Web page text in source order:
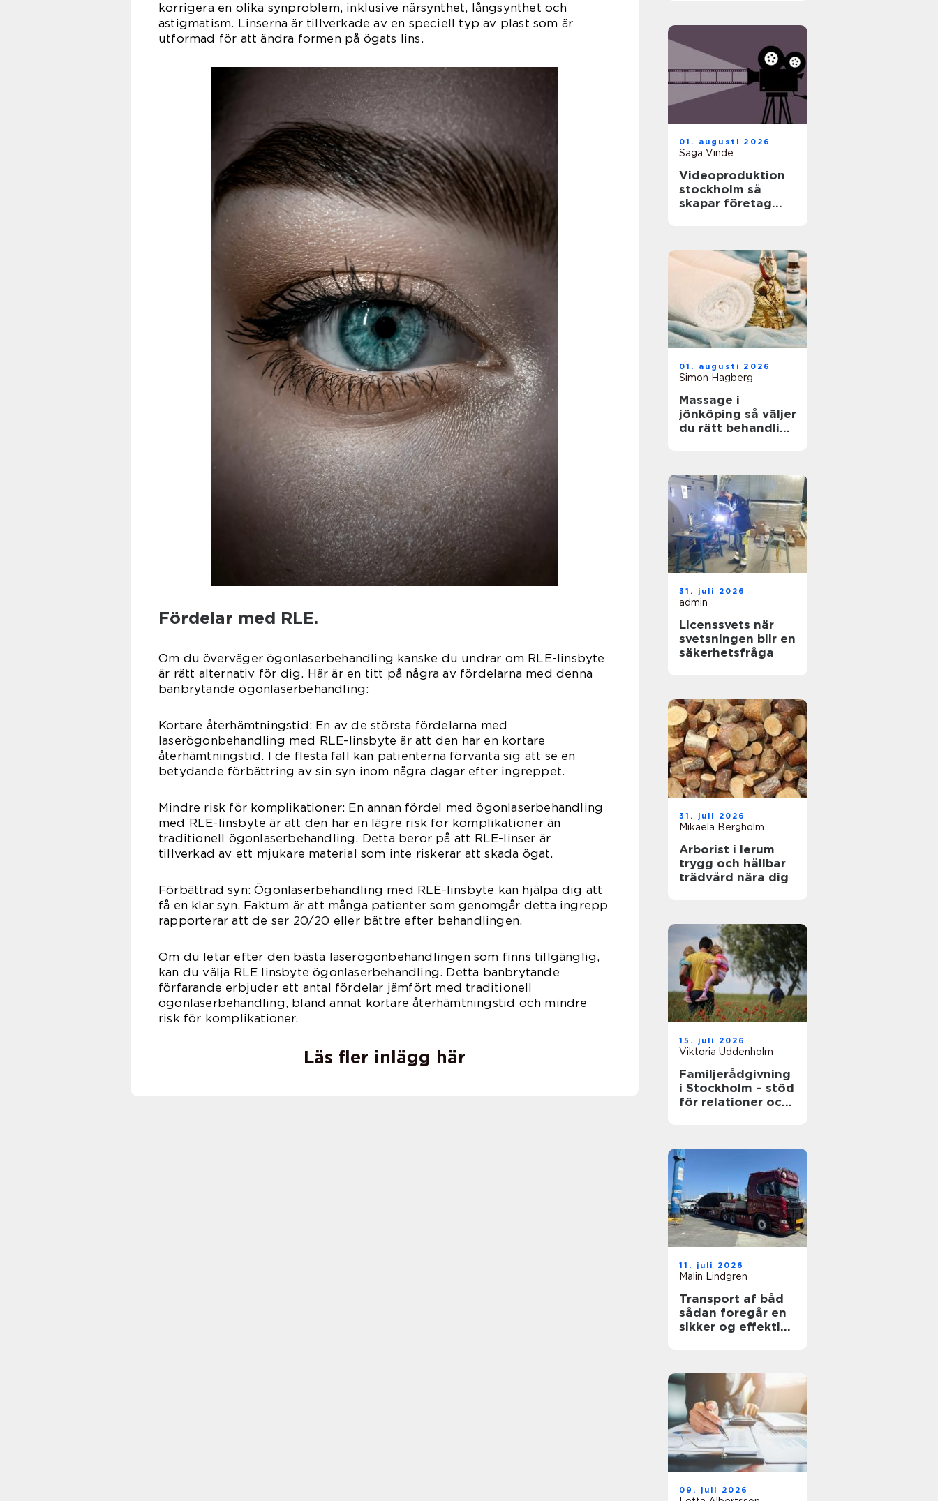
korrigera en olika synproblem, inklusive närsynthet, långsynthet och
astigmatism. Linserna är tillverkade av en speciell typ av plast som är
utformad för att ändra formen på ögats lins.
Fördelar med RLE.
Om du överväger ögonlaserbehandling kanske du undrar om RLE-linsbyte
är rätt alternativ för dig. Här är en titt på några av fördelarna med denna
banbrytande ögonlaserbehandling:
Kortare återhämtningstid: En av de största fördelarna med
laserögonbehandling med RLE-linsbyte är att den har en kortare
återhämtningstid. I de flesta fall kan patienterna förvänta sig att se en
betydande förbättring av sin syn inom några dagar efter ingreppet.
Mindre risk för komplikationer: En annan fördel med ögonlaserbehandling
med RLE-linsbyte är att den har en lägre risk för komplikationer än
traditionell ögonlaserbehandling. Detta beror på att RLE-linser är
tillverkad av ett mjukare material som inte riskerar att skada ögat.
Förbättrad syn: Ögonlaserbehandling med RLE-linsbyte kan hjälpa dig att
få en klar syn. Faktum är att många patienter som genomgår detta ingrepp
rapporterar att de ser 20/20 eller bättre efter behandlingen.
Om du letar efter den bästa laserögonbehandlingen som finns tillgänglig,
kan du välja RLE linsbyte ögonlaserbehandling. Detta banbrytande
förfarande erbjuder ett antal fördelar jämfört med traditionell
ögonlaserbehandling, bland annat kortare återhämtningstid och mindre
risk för komplikationer.
Läs fler inlägg här
01. augusti 2026
Saga Vinde
Videoproduktion
stockholm så
skapar företag
01. augusti 2026
Simon Hagberg
Massage i
jönköping så väljer
du rätt behandling
31. juli 2026
admin
Licenssvets när
svetsningen blir en
säkerhetsfråga
31. juli 2026
Mikaela Bergholm
Arborist i lerum
trygg och hållbar
trädvård nära dig
15. juli 2026
Viktoria Uddenholm
Familjerådgivning
i Stockholm – stöd
för relationer och
11. juli 2026
Malin Lindgren
Transport af båd
sådan foregår en
sikker og effektiv
09. juli 2026